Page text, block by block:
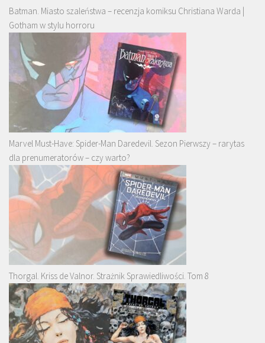
Batman. Miasto szaleństwa – recenzja komiksu Christiana Warda |
Gotham w stylu horroru
Marvel Must-Have: Spider-Man Daredevil. Sezon Pierwszy – rarytas
dla prenumeratorów – czy warto?
Thorgal. Kriss de Valnor. Strażnik Sprawiedliwości. Tom 8